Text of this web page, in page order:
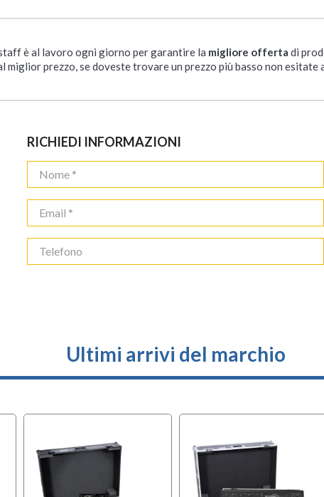
è al lavoro ogni giorno per garantire la migliore offerta di
miglior prezzo, se doveste trovare un prezzo più basso non
RICHIEDI INFORMAZIONI
Ultimi arrivi del marchio